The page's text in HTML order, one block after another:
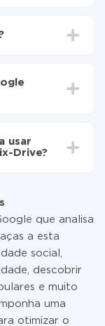
para MySQL
de 10 a 15
de
de seus
Mais
usar
Drive?
que analisa
a esta
social,
descobrir
e muito
uma
otimizar o